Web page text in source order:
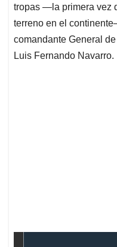
tropas —la primera vez
terreno en el
comandante General
Luis Fernando Navarro.